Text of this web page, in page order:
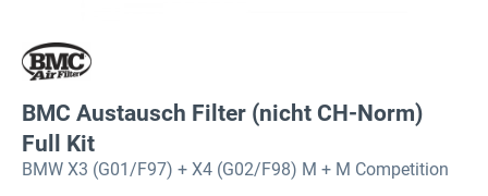
BMC Austausch Filter (nicht CH-Norm)
Full Kit
BMW X3 (G01/F97) + X4 (G02/F98) M + M Competition